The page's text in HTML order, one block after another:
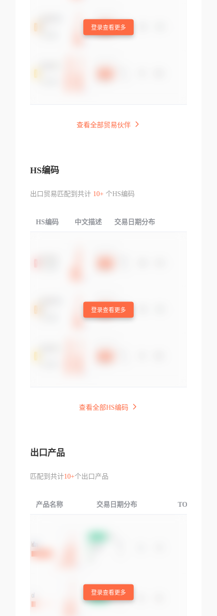
登录查看更多
查看全部贸易伙伴
HS编码
出口贸易匹配到共计 10+个HS编码
HS编码 中文描述 交易日期分布
登录查看更多
查看全部HS编码
出口产品
匹配到共计10+个出口产品
产品名称 交易日期分布 TOP3交易国
登录查看更多